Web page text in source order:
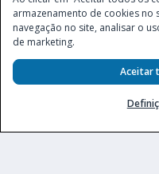
Este site é operado pela Ventmear
endereço na Avenida Brigadeiro
Município de São Paulo, Estado de
Secretaria de Prêmios e Apostas
247, de 07.02.2025,
armazenamento de cookies
navegação no site, analisar o
de marketing.
Aceitar